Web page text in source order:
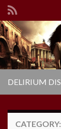
DELIRIUM
CATEGORY: